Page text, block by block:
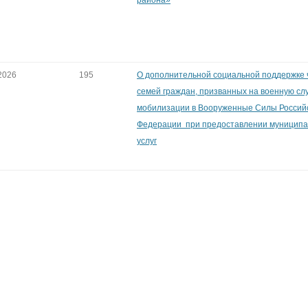
195
О дополнительной социальной поддержке
семей граждан, призванных на военную
мобилизации в Вооруженные Силы
Федерации при предоставлении
услуг